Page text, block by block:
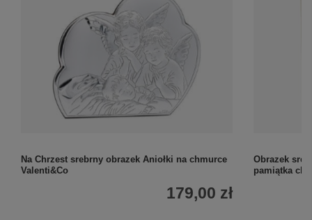
Na Chrzest srebrny obrazek Aniołki na chmurce
Valenti&Co
179,00 zł
Obrazek
pamiątka